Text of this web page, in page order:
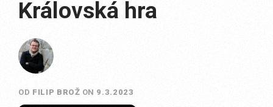
Královská hra
OD FILIP BROŽ ON 9.3.2023